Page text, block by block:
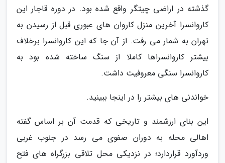
گذشته در اراضی چیتگر واقع شده بود. در دوره قاجار این
کاروانسرا آخرین منزل کاروان های عبوری قبل از رسیدن به
تهران به شمار می رفت. از آن جا که این کاروانسرا برخلاف
بیشتر کاروانسراها کاملا از سنگ ساخته شده بود به
کاروانسرا سنگی معروفیت داشت.
خواندنی های بیشتر را در اینجا ببینید.
این بنای ارزشمند و تاریخی که قدمت آن بر اساس گفته
اهالی محله به دوران صفوی می رسد در جنوب غربی
وردآورد قراردارد؛ در نزدیکی محل تلاقی بزرگراه های فتح